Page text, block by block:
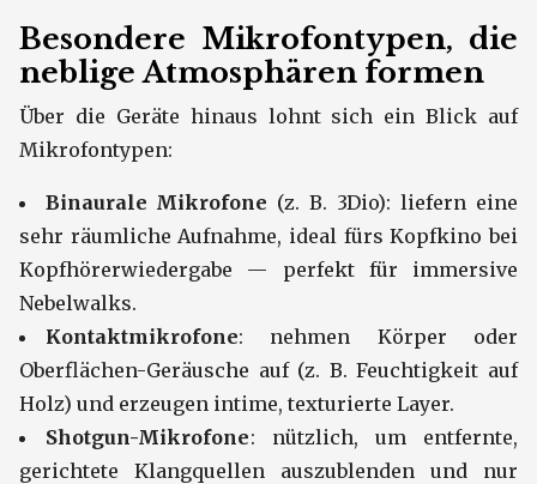
Besondere Mikrofontypen, die
neblige Atmosphären formen
Über die Geräte hinaus lohnt sich ein Blick auf
Mikrofontypen:
Binaurale Mikrofone (z. B. 3Dio): liefern eine
sehr räumliche Aufnahme, ideal fürs Kopfkino bei
Kopfhörerwiedergabe — perfekt für immersive
Nebelwalks.
Kontaktmikrofone: nehmen Körper oder
Oberflächen-Geräusche auf (z. B. Feuchtigkeit auf
Holz) und erzeugen intime, texturierte Layer.
Shotgun-Mikrofone: nützlich, um entfernte,
gerichtete Klangquellen auszublenden und nur